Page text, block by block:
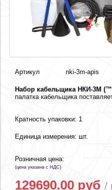
Артикул nki-3m-apis
Набор кабельщика НКИ-3М
палатка кабельщика
Кратность упаковки: 1
Единица измерения: шт.
Розничная цена:
(цена указана с НДС)
129690.00 руб